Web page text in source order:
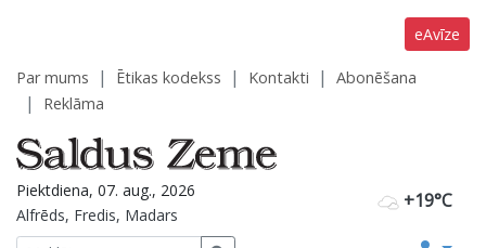
eAvīze
Par mums Ētikas kodekss Kontakti
Abonēšana
Reklāma
+19°C
Piektdiena, 07. aug., 2026
Alfrēds, Fredis, Madars